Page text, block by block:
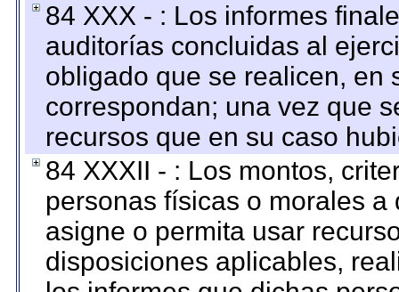
84 XXX - : Los informes
auditorías concluidas al
obligado que se realicen, en
correspondan; una vez que
recursos que en su caso
84 XXXII - : Los montos,
personas físicas o morales
asigne o permita usar
disposiciones aplicables,